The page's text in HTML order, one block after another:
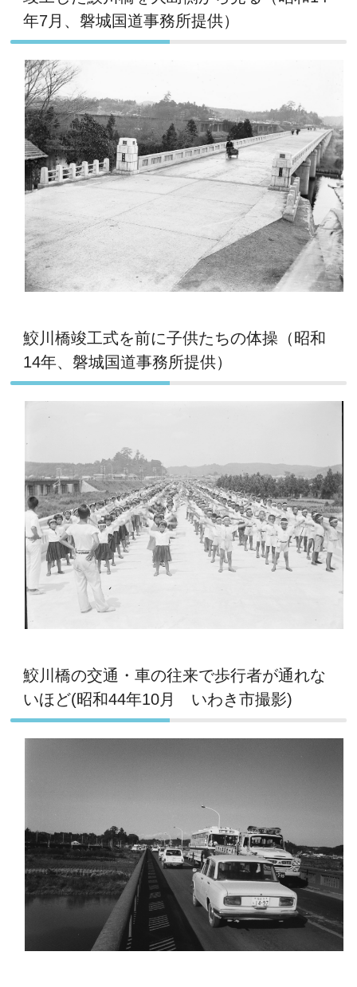
年7月、磐城国道事務所提供）
鮫川橋竣工式を前に子供たちの体操（昭和
14年、磐城国道事務所提供）
鮫川橋の交通・車の往来で歩行者が通れな
いほど(昭和44年10月 いわき市撮影)